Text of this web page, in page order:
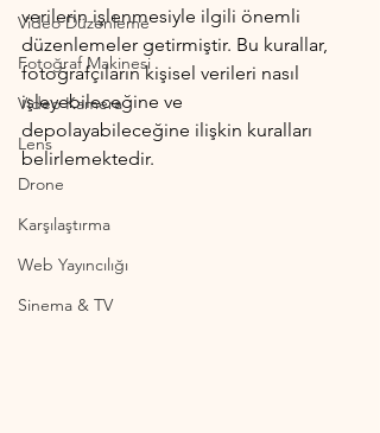
Video Düzenleme
Fotoğraf Makinesi
Video Kamera
Lens
Drone
Karşılaştırma
Web Yayıncılığı
Sinema & TV
verilerin işlenmesiyle ilgili önemli
düzenlemeler getirmiştir. Bu kurallar,
fotoğrafçıların kişisel verileri nasıl
işleyebileceğine ve
depolayabileceğine ilişkin kuralları
belirlemektedir.